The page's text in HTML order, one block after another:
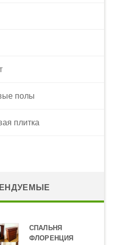
полы
плитка
СПАЛЬНЯ
ФЛОРЕНЦИЯ